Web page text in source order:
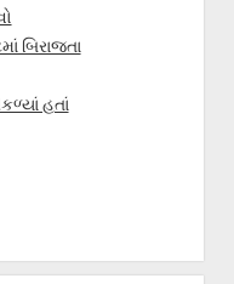
બિરાજતા
હતાં